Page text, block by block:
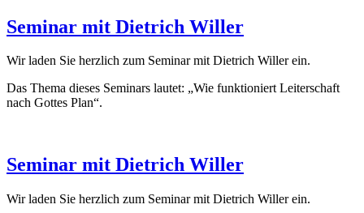
Seminar mit Dietrich Willer
Wir laden Sie herzlich zum Seminar mit Dietrich Willer ein.
Das Thema dieses Seminars lautet: „Wie funktioniert Leiterschaft
nach Gottes Plan“.
Seminar mit Dietrich Willer
Wir laden Sie herzlich zum Seminar mit Dietrich Willer ein.